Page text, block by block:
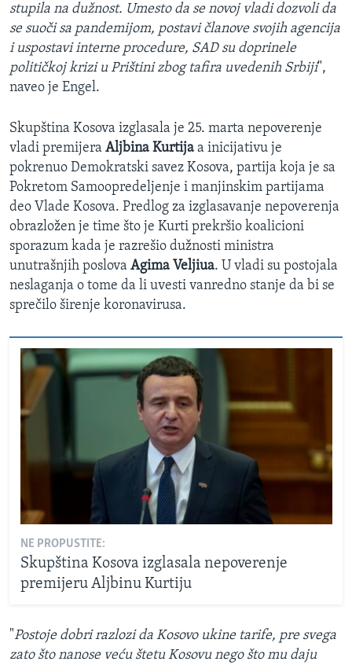
stupila na dužnost. Umesto da se novoj vladi dozvoli da
se suoči sa pandemijom, postavi članove svojih agencija
i uspostavi interne procedure, SAD su doprinele
političkoj krizi u Prištini zbog tafira uvedenih Srbiji",
naveo je Engel.
Skupština Kosova izglasala je 25. marta nepoverenje
vladi premijera Aljbina Kurtija a inicijativu je
pokrenuo Demokratski savez Kosova, partija koja je sa
Pokretom Samoopredeljenje i manjinskim partijama
deo Vlade Kosova. Predlog za izglasavanje nepoverenja
obrazložen je time što je Kurti prekršio koalicioni
sporazum kada je razrešio dužnosti ministra
unutrašnjih poslova Agima Veljiua. U vladi su postojala
neslaganja o tome da li uvesti vanredno stanje da bi se
sprečilo širenje koronavirusa.
NE PROPUSTITE:
Skupština Kosova izglasala nepoverenje
premijeru Aljbinu Kurtiju
"Postoje dobri razlozi da Kosovo ukine tarife, pre svega
zato što nanose veću štetu Kosovu nego što mu daju